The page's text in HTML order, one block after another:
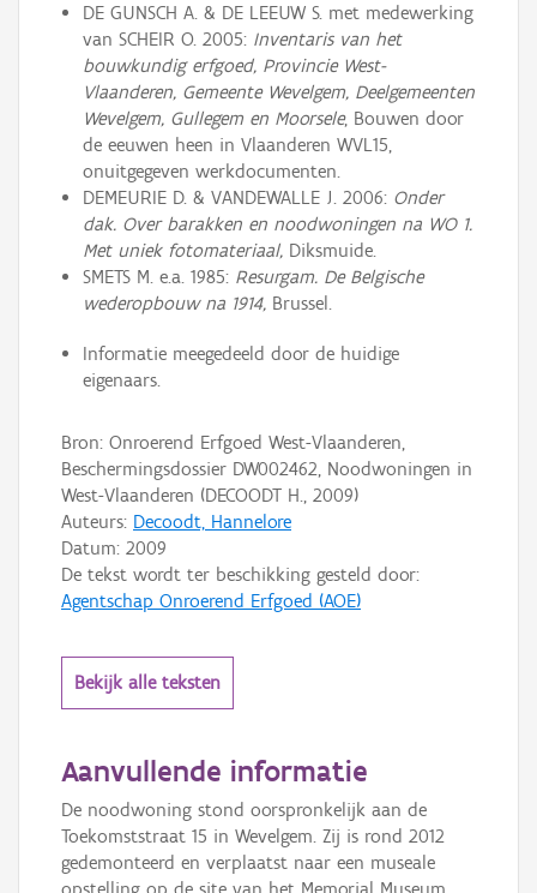
DE GUNSCH A. & DE LEEUW S. met medewerking
van SCHEIR O. 2005: Inventaris van het
bouwkundig erfgoed, Provincie West-
Vlaanderen, Gemeente Wevelgem, Deelgemeenten
Wevelgem, Gullegem en Moorsele, Bouwen door
de eeuwen heen in Vlaanderen WVL15,
onuitgegeven werkdocumenten.
DEMEURIE D. & VANDEWALLE J. 2006: Onder
dak. Over barakken en noodwoningen na WO 1.
Met uniek fotomateriaal, Diksmuide.
SMETS M. e.a. 1985: Resurgam. De Belgische
wederopbouw na 1914, Brussel.
Informatie meegedeeld door de huidige
eigenaars.
Bron: Onroerend Erfgoed West-Vlaanderen,
Beschermingsdossier DW002462, Noodwoningen in
West-Vlaanderen (DECOODT H., 2009)
Auteurs: Decoodt, Hannelore
Datum: 2009
De tekst wordt ter beschikking gesteld door:
Agentschap Onroerend Erfgoed (AOE)
Bekijk alle teksten
Aanvullende informatie
De noodwoning stond oorspronkelijk aan de
Toekomststraat 15 in Wevelgem. Zij is rond 2012
gedemonteerd en verplaatst naar een museale